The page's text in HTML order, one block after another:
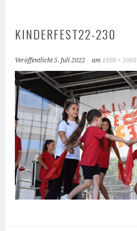
KINDERFEST22-230
Veröffentlicht5. Juli 2022 am 1600 × 1068